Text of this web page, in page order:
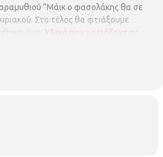
“Μάικ ο φασολάκης θα σε
Στο τέλος θα φτιάξουμε
Υλικά που χρειάζονται:
10 παιδιά και 10 γονείς.